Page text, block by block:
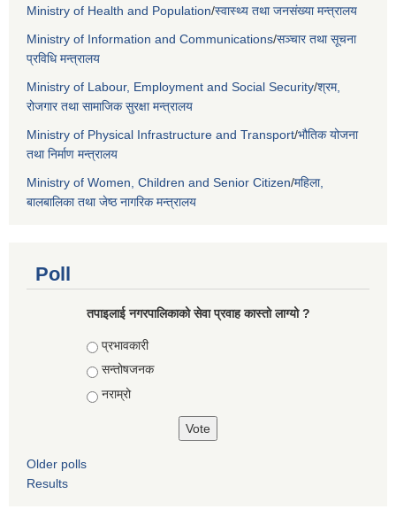
Ministry of Health and Population/स्वास्थ्य तथा जनसंख्या मन्त्रालय
Ministry of Information and Communications/सञ्चार तथा सूचना
प्रविधि मन्त्रालय
Ministry of Labour, Employment and Social Security/श्रम,
रोजगार तथा सामाजिक सुरक्षा मन्त्रालय
Ministry of Physical Infrastructure and Transport/भौतिक योजना
तथा निर्माण मन्त्रालय
Ministry of Women, Children and Senior Citizen/महिला,
बालबालिका तथा जेष्ठ नागरिक मन्त्रालय
Poll
तपाइलाई नगरपालिकाको सेवा प्रवाह कास्तो लाग्यो ?
Choices
प्रभावकारी
सन्तोषजनक
नराम्रो
Older polls
Results